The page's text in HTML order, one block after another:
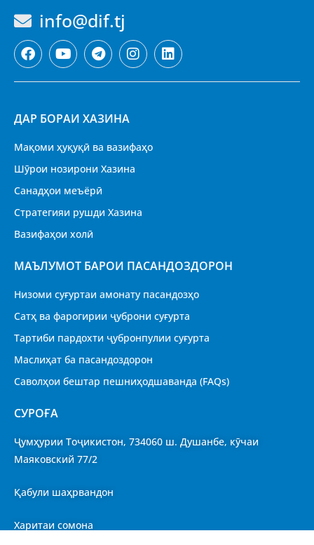
info@dif.tj
ДАР БОРАИ ХАЗИНА
Мақоми ҳуқуқӣ ва вазифаҳо
Шӯрои нозирони Хазина
Санадҳои меъёрӣ
Стратегияи рушди Хазина
Вазифаҳои холӣ
МАЪЛУМОТ БАРОИ ПАСАНДОЗДОРОН
Низоми суғуртаи амонату пасандозҳо
Сатҳ ва фарогирии ҷуброни суғурта
Тартиби пардохти ҷубронпулии суғурта
Маслиҳат ба пасандоздорон
Саволҳои бештар пешниҳодшаванда (FAQs)
CУРОҒА
Ҷумҳурии Тоҷикистон, 734060 ш. Душанбе, кӯчаи
Маяковский 77/2
Қабули шаҳрвандон
Харитаи сомона